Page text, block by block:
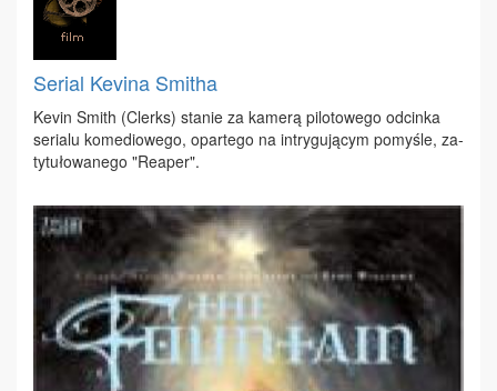
Serial Kevina Smitha
Ke­vin Smith (Clerks) sta­nie za ka­me­rą pi­lo­to­we­go od­cin­ka
se­ria­lu ko­me­dio­we­go, opar­te­go na in­try­gu­ją­cym po­my­śle, za­
ty­tu­ło­wa­ne­go "Re­aper".